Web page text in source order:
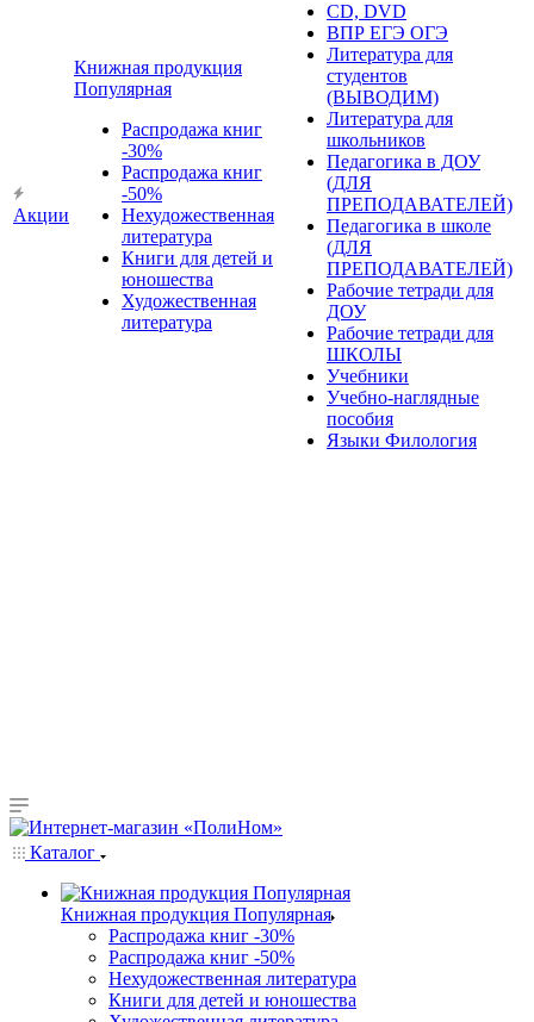
Акции
Книжная продукция
Популярная
Распродажа книг
-30%
Распродажа книг
-50%
Нехудожественная
литература
Книги для детей и
юношества
Художественная
литература
CD, DVD
ВПР ЕГЭ ОГЭ
Литература для
студентов
(ВЫВОДИМ)
Литература для
школьников
Педагогика в ДОУ
(ДЛЯ
ПРЕПОДАВАТЕЛЕЙ)
Педагогика в школе
(ДЛЯ
ПРЕПОДАВАТЕЛЕЙ)
Рабочие тетради для
ДОУ
Рабочие тетради для
ШКОЛЫ
Учебники
Учебно-наглядные
пособия
Языки Филология
Каталог
Книжная продукция Популярная
Распродажа книг -30%
Распродажа книг -50%
Нехудожественная литература
Книги для детей и юношества